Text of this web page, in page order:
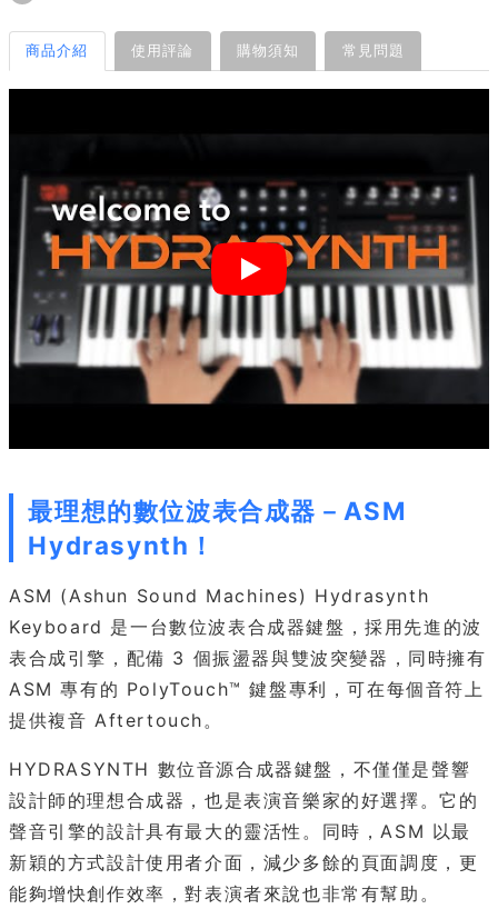
商品介紹 使用評論 購物須知 常見問題
最理想的數位波表合成器－ASM
Hydrasynth！
ASM (Ashun Sound Machines) Hydrasynth
Keyboard 是一台數位波表合成器鍵盤，採用先進的波
表合成引擎，配備 3 個振盪器與雙波突變器，同時擁有
ASM 專有的 PolyTouch™ 鍵盤專利，可在每個音符上
提供複音 Aftertouch。
HYDRASYNTH 數位音源合成器鍵盤，不僅僅是聲響
設計師的理想合成器，也是表演音樂家的好選擇。它的
聲音引擎的設計具有最大的靈活性。同時，ASM 以最
新穎的方式設計使用者介面，減少多餘的頁面調度，更
能夠增快創作效率，對表演者來說也非常有幫助。